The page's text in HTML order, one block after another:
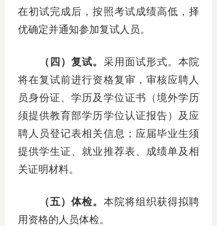
在初试完成后，按照考试成绩高低，择
优确定并通知参加复试人员。
（四）复试。 采用面试形式。本院
将在复试前进行资格复审，审核应聘人
员身份证、学历及学位证书（境外学历
须提供教育部学历学位认证报告）及应
聘人员登记表相关信息；应届毕业生须
提供学生证、就业推荐表、成绩单及相
关证明材料。
（五）体检。 本院将组织获得拟聘
用资格的人员体检。